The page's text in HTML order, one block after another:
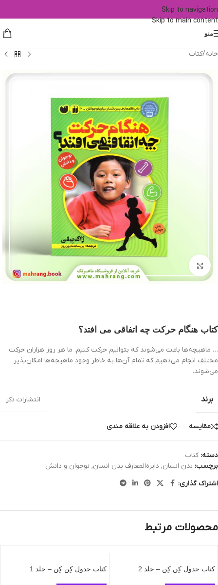
Skip to navigation
Skip to main content
منو
خانه/کتاب
بزرگنمایی تصویر
کتاب هنگام حرکت چه اتفاقی می افتد؟
… ماهيچه‌ها باعث می‌شوند كه بتوانيم حركت كنيم. ما هر روز هزاران حركت
مختلف انجام می‌دهيم كه تمام آن‌ها به خاطر وجود ماهيچه‌ها امكان‌پذير
می‌شوند.
برند انتشارات ذکر
مقایسه افزودن به علاقه مندی
دسته: کتاب
برچسب: بدن انسان, دایره‌المعارف بدن انسان, نوجوان و دانش
اشتراک گذاری:
محصولات مرتبط
کتاب جدول کِن کِن – جلد 2 کتاب جدول کِن کِن – جلد 1